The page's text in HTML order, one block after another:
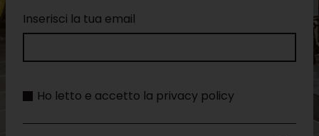
Inserisci la tua email
Ho letto e accetto la privacy policy